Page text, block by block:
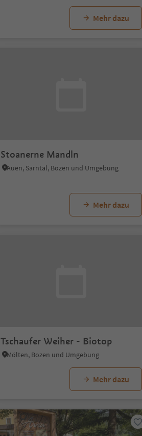
Mehr dazu
Stoanerne Mandln
Auen, Sarntal, Bozen und Umgebung
Mehr dazu
Tschaufer Weiher - Biotop
Mölten, Bozen und Umgebung
Mehr dazu